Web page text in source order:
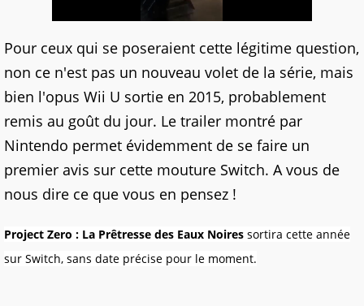
Pour ceux qui se poseraient cette légitime question,
non ce n'est pas un nouveau volet de la série, mais
bien l'opus Wii U sortie en 2015, probablement
remis au goût du jour. Le trailer montré par
Nintendo permet évidemment de se faire un
premier avis sur cette mouture Switch. A vous de
nous dire ce que vous en pensez !
Project Zero : La Prêtresse des Eaux Noires sortira cette année
sur Switch, sans date précise pour le moment.